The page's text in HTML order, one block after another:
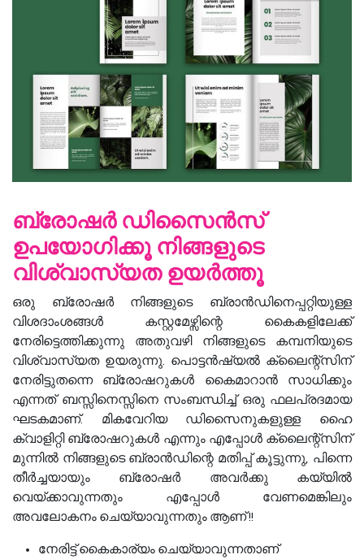
ബ്രോഷർ ഡിസൈൻസ്
ഉപയോഗിക്കൂ നിങ്ങളുടെ
വിശ്വാസ്യത ഉയർത്തൂ
ഒരു ബ്രോഷർ നിങ്ങളുടെ ബ്രാൻഡിനെപ്പറ്റിയുള്ള
വിശദാംശങ്ങൾ കസ്റ്റമേഴ്സിന്റെ കൈകളിലേക്ക്
നേരിട്ടെത്തിക്കുന്നു അതുവഴി നിങ്ങളുടെ കമ്പനിയുടെ
വിശ്വാസ്യത ഉയരുന്നു. പൊട്ടൻഷ്യൽ ക്ലൈന്റ്‌സിന്
നേരിട്ടുതന്നെ ബ്രോഷറുകൾ കൈമാറാൻ സാധിക്കും
എന്നത് ബസ്സിനെസ്സിനെ സംബന്ധിച്ച് ഒരു ഫലപ്രദമായ
ഘടകമാണ്. മികവേറിയ ഡിസൈനുകളുള്ള ഹൈ
ക്വാളിറ്റി ബ്രോഷറുകൾ എന്നും എപ്പോൾ ക്ലൈന്റ്‌സിന്
മുന്നിൽ നിങ്ങളുടെ ബ്രാൻഡിന്റെ മതിപ്പ് കൂട്ടുന്നു, പിന്നെ
തീർച്ചയായും ബ്രോഷർ അവർക്കു കയ്യിൽ
വെയ്ക്കാവുന്നതും എപ്പോൾ വേണമെങ്കിലും
അവലോകനം ചെയ്യാവുന്നതും ആണ് !!
നേരിട്ട് കൈകാര്യം ചെയ്യാവുന്നതാണ്